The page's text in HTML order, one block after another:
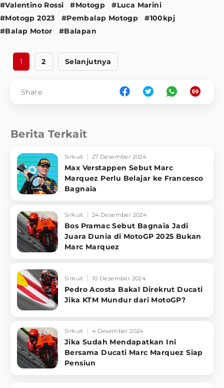
#Valentino Rossi #Motogp
#Luca Marini
#Motogp 2023
#Pembalap Motogp
#100kpj
#Balap Motor
#Balapan
1 2 Selanjutnya
Share
Berita Terkait
Sirkuit 27 Desember 2024
Max Verstappen Sebut Marc
Marquez Perlu Belajar ke Francesco
Bagnaia
Sirkuit 24 Desember 2024
Bos Pramac Sebut Bagnaia Jadi
Juara Dunia di MotoGP 2025 Bukan
Marc Marquez
Sirkuit 10 Desember 2024
Pedro Acosta Bakal Direkrut Ducati
Jika KTM Mundur dari MotoGP?
Sirkuit 4 Desember 2024
Jika Sudah Mendapatkan Ini
Bersama Ducati Marc Marquez Siap
Pensiun